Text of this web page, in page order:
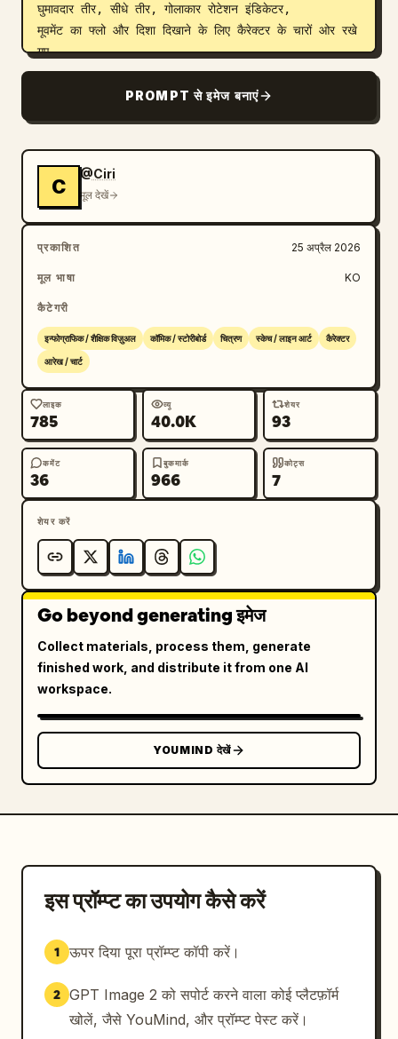
घुमावदार तीर, सीधे तीर, गोलाकार रोटेशन इंडिकेटर,
मूवमेंट का फ्लो और दिशा दिखाने के लिए कैरेक्टर के चारों ओर रखे
गए
[RENDERING STYLE]
क्वालिटी
[NEGATIVE]
कोई बैकग्राउंड सीनरी नहीं, कोई कलर टोन नहीं, कोई अतिरिक्त
कोई अव्यवस्थित बैकग्राउंड नहीं
PROMPT से इमेज बनाएं
C
@Ciri
मूल देखें
प्रकाशित 25 अप्रैल 2026
मूल भाषा KO
कैटेगरी
इन्फोग्राफिक / शैक्षिक विज़ुअल कॉमिक / स्टोरीबोर्ड चित्रण स्केच / लाइन आर्ट कैरेक्टर
आरेख / चार्ट
लाइक
785
व्यू
40.0K
शेयर
93
कमेंट
36
बुकमार्क
966
कोट्स
7
शेयर करें
Go beyond generating इमेज
Collect materials, process them, generate
finished work, and distribute it from one AI
workspace.
YOUMIND देखें
इस प्रॉम्प्ट का उपयोग कैसे करें
1 ऊपर दिया पूरा प्रॉम्प्ट कॉपी करें।
2 GPT Image 2 को सपोर्ट करने वाला कोई प्लैटफ़ॉर्म
खोलें, जैसे YouMind, और प्रॉम्प्ट पेस्ट करें।